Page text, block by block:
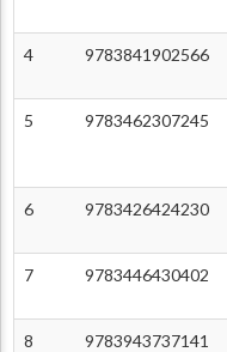
4 9783841902566
5 9783462307245
6 9783426424230
7 9783446430402
8 9783943737141